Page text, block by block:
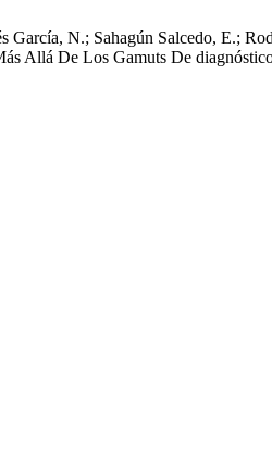
García, N.; Sahagún Salcedo, E.;
Allá De Los Gamuts De